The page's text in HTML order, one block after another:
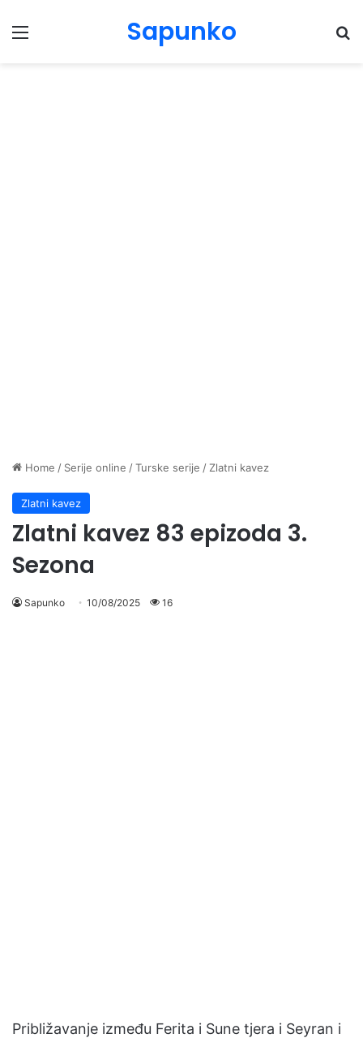
Menu Sapunko
Home / Serije online /Turske serije / Zlatni kavez
Zlatni kavez
Zlatni kavez 83 epizoda 3.
Sezona
Sapunko 10/08/2025 16
Približavanje između Ferita i Sune tjera i Seyran i